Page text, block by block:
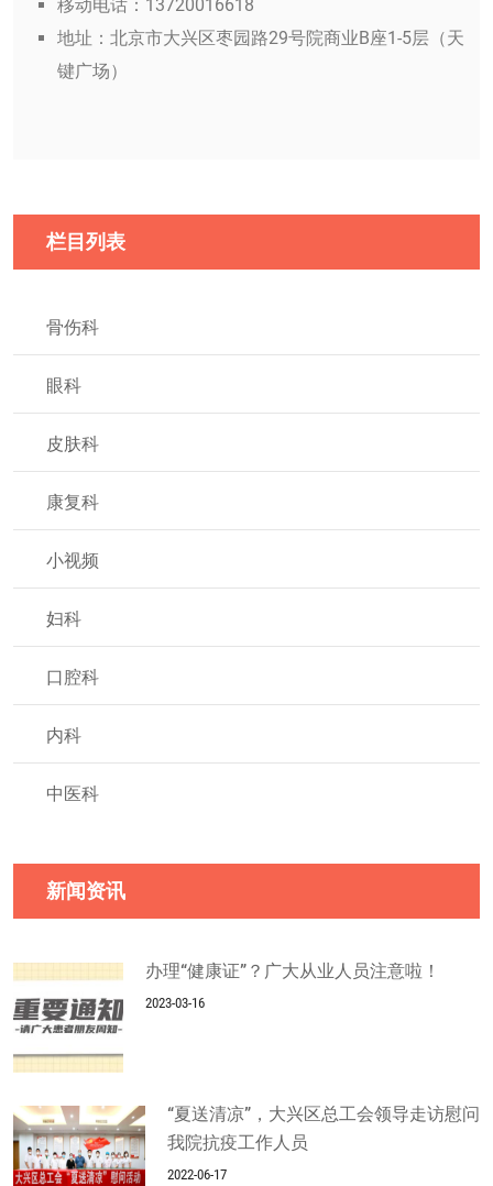
移动电话：13720016618
地址：北京市大兴区枣园路29号院商业B座1-5层（天
键广场）
栏目列表
骨伤科
眼科
皮肤科
康复科
小视频
妇科
口腔科
内科
中医科
新闻资讯
办理“健康证”？广大从业人员注意啦！
2023-03-16
“夏送清凉”，大兴区总工会领导走访慰问
我院抗疫工作人员
2022-06-17